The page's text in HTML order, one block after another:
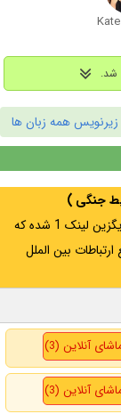
زیرنویس همه زبان ها
جنگی )
اگر از ایران به آدرس مخفی متصل هستید ، لینک 3 جایگزین لینک 1 شده که
بین الملل
آنلاین (3)
آنلاین (3)